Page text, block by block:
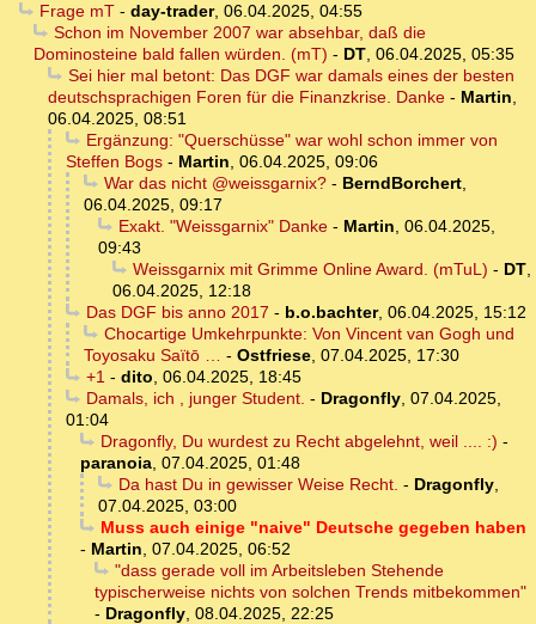
Frage mT- day-trader, 06.04.2025, 04:55
Schon im November 2007 war absehbar, daß die
Dominosteine bald fallen würden. (mT) - DT, 06.04.2025, 05:35
Sei hier mal betont: Das DGF war damals eines der besten
deutschsprachigen Foren für die Finanzkrise. Danke - Martin,
06.04.2025, 08:51
Ergänzung: "Querschüsse" war wohl schon immer von
Steffen Bogs - Martin, 06.04.2025, 09:06
War das nicht @weissgarnix?- BerndBorchert,
06.04.2025, 09:17
Exakt. "Weissgarnix" Danke- Martin, 06.04.2025,
09:43
Weissgarnix mit Grimme Online Award. (mTuL) - DT,
06.04.2025, 12:18
Das DGF bis anno 2017 - b.o.bachter, 06.04.2025, 15:12
Chocartige Umkehrpunkte: Von Vincent van Gogh und
Toyosaku Saïtō … - Ostfriese, 07.04.2025, 17:30
+1- dito, 06.04.2025, 18:45
Damals, ich , junger Student. - Dragonfly, 07.04.2025,
01:04
Dragonfly, Du wurdest zu Recht abgelehnt, weil .... :) -
paranoia, 07.04.2025, 01:48
Da hast Du in gewisser Weise Recht. - Dragonfly,
07.04.2025, 03:00
Muss auch einige "naive" Deutsche gegeben haben
- Martin, 07.04.2025, 06:52
"dass gerade voll im Arbeitsleben Stehende
typischerweise nichts von solchen Trends mitbekommen"
- Dragonfly, 08.04.2025, 22:25